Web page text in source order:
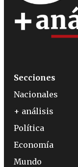
Secciones
Nacionales
+ análisis
Política
Economía
Mundo